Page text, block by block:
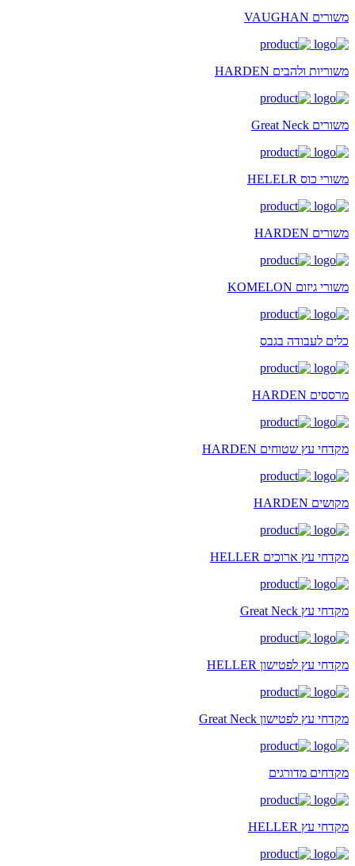
משורים VAUGHAN
משוריות ולהבים HARDEN
משורים Great Neck
משורי כוס HELELR
משורים HARDEN
משורי גיזום KOMELON
כלים לעבודה בגבס
מרססים HARDEN
מקדחי עץ שטוחים HARDEN
מקושים HARDEN
מקדחי עץ ארוכים HELLER
מקדחי עץ Great Neck
מקדחי עץ לפטישון HELLER
מקדחי עץ לפטישון Great Neck
מקדחים מדורגים
מקדחי עץ HELLER